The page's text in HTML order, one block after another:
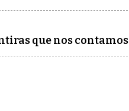
que nos contamos